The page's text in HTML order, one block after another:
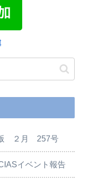
版 ２月 257号
イベント報告